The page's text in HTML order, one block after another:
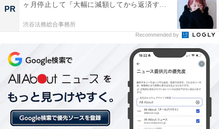
周囲が驚くようなテクニックとアイディアで得点やアシストを記録している
中でも、注目されているのは、飛び級での招集となった
久保建英（15歳）。久保は4月に、Jリーグ最年少得点記
録を更新するなど活躍しており、3日のルヴァン杯・札
幌戦ではJ1デビューもささやかれている（経歴や強みな
Jリーグ最年少得点記録更新！15歳の久保建英が日本サ
ッカーを変える
PR
ヶ月停止して『大幅に減額してから返済す...
渋谷法務総合事務所
Recommended by